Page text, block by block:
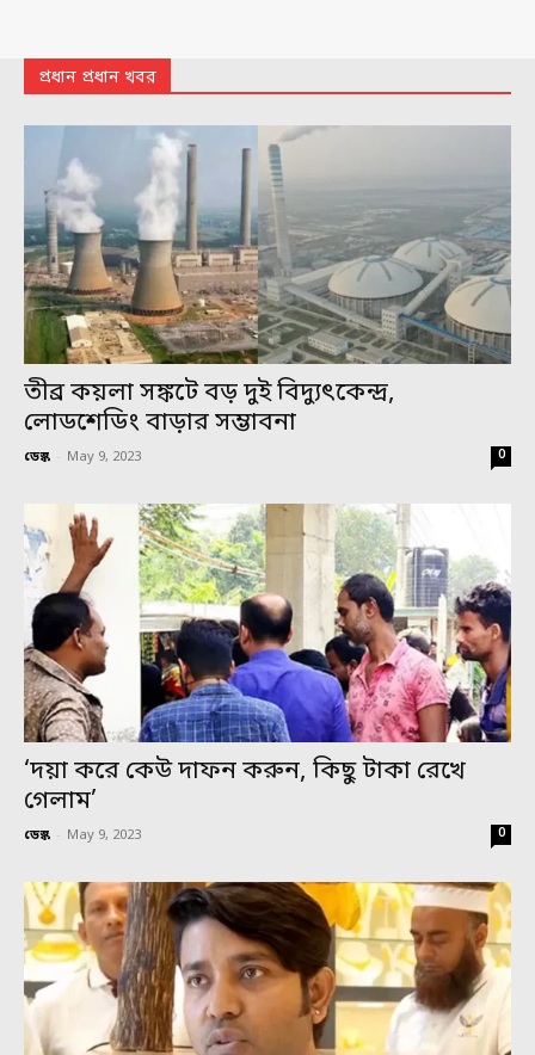
প্রধান প্রধান খবর
তীব্র কয়লা সঙ্কটে বড় দুই বিদ্যুৎকেন্দ্র,
লোডশেডিং বাড়ার সম্ভাবনা
ডেস্ক - May 9, 2023 0
‘দয়া করে কেউ দাফন করুন, কিছু টাকা রেখে
গেলাম’
ডেস্ক - May 9, 2023 0